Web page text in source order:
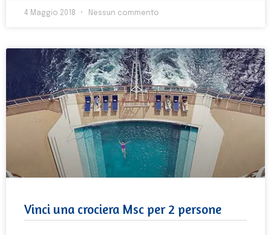
4 Maggio 2018 Nessun commento
Vinci una crociera Msc per 2 persone